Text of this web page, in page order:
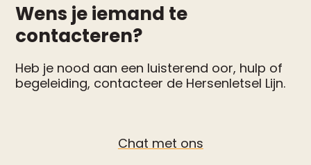
Wens je iemand te
contacteren?
Heb je nood aan een luisterend oor, hulp of
begeleiding, contacteer de Hersenletsel Lijn.
Chat met ons